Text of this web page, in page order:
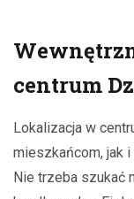
centrum
Lokalizacja w
mieszkańcom, jak
Nie trzeba szukać